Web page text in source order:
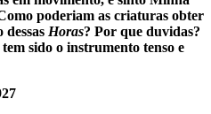
poderiam as criaturas obter
Horas? Por que duvidas?
sido o instrumento tenso e